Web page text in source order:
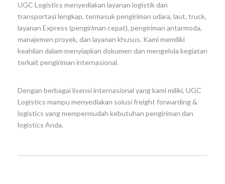
UGC Logistics menyediakan layanan logistik dan
transportasi lengkap, termasuk pengiriman udara, laut, truck,
layanan Express (pengiriman cepat), pengiriman antarmoda,
manajemen proyek, dan layanan khusus. Kami memiliki
keahlian dalam menyiapkan dokumen dan mengelola kegiatan
terkait pengiriman internasional.
Dengan berbagai lisensi internasional yang kami miliki, UGC
Logistics mampu menyediakan solusi freight forwarding &
logistics yang mempermudah kebutuhan pengiriman dan
logistics Anda.